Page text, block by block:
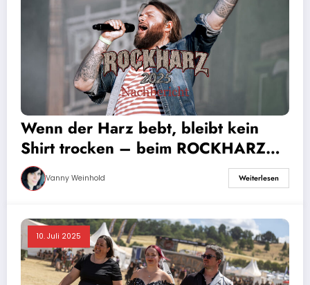
Wenn der Harz bebt, bleibt kein
Shirt trocken – beim ROCKHARZ
Festival 2025
Vanny Weinhold Weiterlesen
10. Juli 2025